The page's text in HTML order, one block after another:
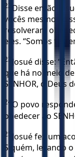
22 Disse então
vocês mesmos
resolveram
eles. “Somos
23 Josué disse:
que há no meio
SENHOR, o Deus
24 O povo
obedecer ao
25 Josué fez um
Siquém, levando